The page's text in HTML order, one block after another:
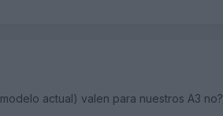
actual) valen para nuestros A3 no?